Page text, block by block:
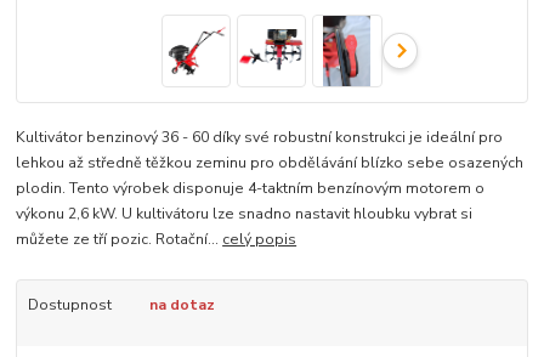
Kultivátor benzinový 36 - 60 díky své robustní konstrukci je ideální pro
lehkou až středně těžkou zeminu pro obdělávání blízko sebe osazených
plodin. Tento výrobek disponuje 4-taktním benzínovým motorem o
výkonu 2,6 kW. U kultivátoru lze snadno nastavit hloubku vybrat si
můžete ze tří pozic. Rotační... celý popis
Dostupnost na dotaz